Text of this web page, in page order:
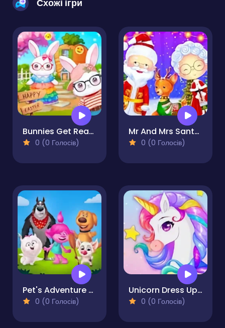
Схожі ігри
Bunnies Get Ready for Easter
0 (0 Голосів)
Mr And Mrs Santa Christmas Adventure
0 (0 Голосів)
Pet's Adventure A Day To Remember
0 (0 Голосів)
Unicorn Dress Up: Makeup Games
0 (0 Голосів)